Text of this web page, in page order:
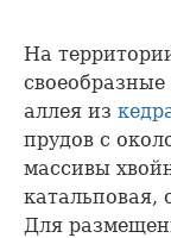
На
аллея из
прудов с
массивы
катальповая,
Для